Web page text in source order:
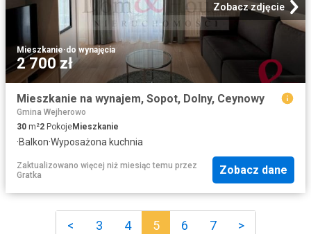
Zobacz zdjęcie
Mieszkanie·do wynajęcia
2 700 zł
Mieszkanie na wynajem, Sopot, Dolny, Ceynowy
Gmina Wejherowo
30 m²2 PokojeMieszkanie
·Balkon·Wyposażona kuchnia
Zaktualizowano więcej niż miesiąc temu przez
Gratka
Zobacz dane
< 3 4 5 6 7 >